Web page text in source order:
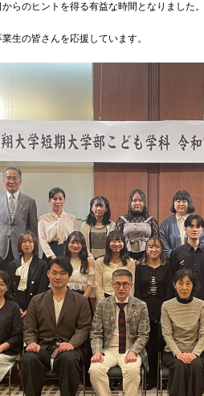
らのヒントを得る有益な時間となりました
生の皆さんを応援しています。